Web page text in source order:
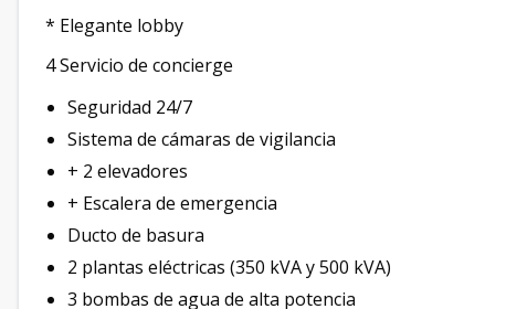
* Elegante lobby
4 Servicio de concierge
Seguridad 24/7
Sistema de cámaras de vigilancia
+ 2 elevadores
+ Escalera de emergencia
Ducto de basura
2 plantas eléctricas (350 kVA y 500 kVA)
3 bombas de agua de alta potencia